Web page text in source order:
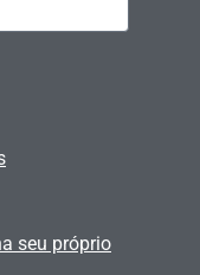
seu próprio